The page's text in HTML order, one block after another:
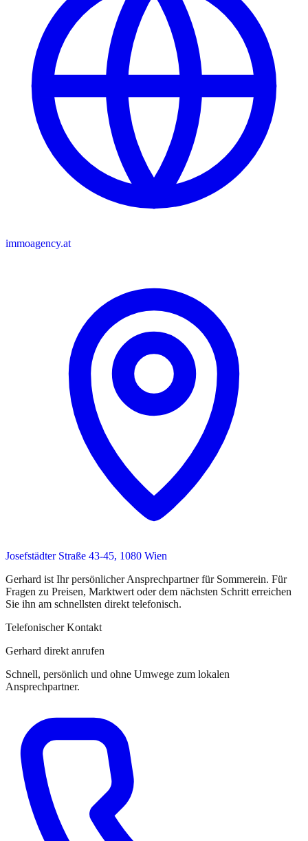
immoagency.at
Josefstädter Straße 43-45, 1080 Wien
Gerhard ist Ihr persönlicher Ansprechpartnerfür Sommerein. Für
Fragen zu Preisen, Marktwert oder dem nächsten Schritt erreichen
Sie ihn am schnellsten direkt telefonisch.
Telefonischer Kontakt
Gerhard direkt anrufen
Schnell, persönlich und ohne Umwege zum lokalen
Ansprechpartner.